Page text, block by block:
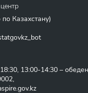
по Казахстану)
13:00-14:30 –
,